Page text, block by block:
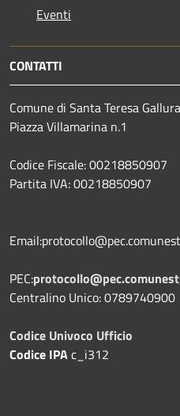
Eventi
CONTATTI
Comune di Santa Teresa Gallura
Piazza Villamarina n.1
Codice Fiscale: 00218850907
Partita IVA: 00218850907
PEC:
Centralino Unico: 0789740900
Codice Univoco Ufficio
Codice IPAc_i312